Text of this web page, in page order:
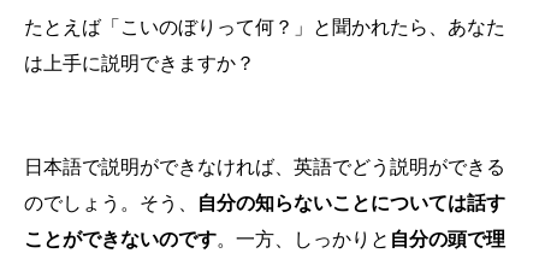
たとえば「こいのぼりって何？」と聞かれたら、あなた
は上手に説明できますか？
日本語で説明ができなければ、英語でどう説明ができる
のでしょう。そう、 自分の知らないことについては話す
ことができないのです。一方、しっかりと 自分の頭で理